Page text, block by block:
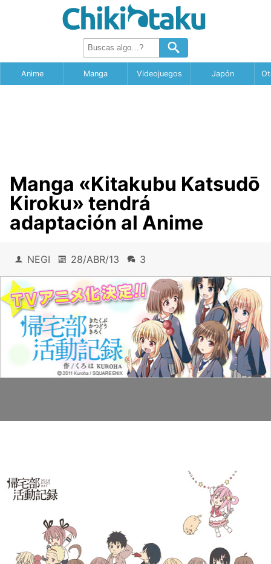
Anime Manga Videojuegos Japón
Manga «Kitakubu Katsudō
Kiroku» tendrá
adaptación al Anime
NEGI 28/ABR/13 3